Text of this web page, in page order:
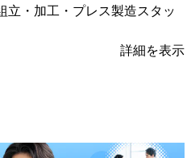
立・加工・プレス製造スタッ
詳細を表示